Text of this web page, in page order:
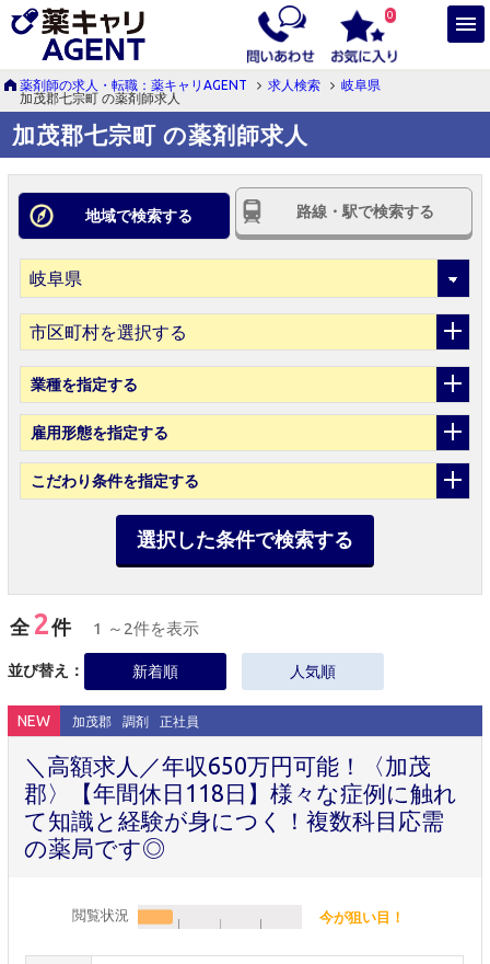
0
薬剤師の求人・転職：薬キャリAGENT 求人検索
岐阜県
加茂郡七宗町 の薬剤師求人
加茂郡七宗町 の薬剤師求人
地域で検索する 路線・駅で検索する
市区町村を選択する
業種を指定する
雇用形態を指定する
こだわり条件を指定する
選択した条件で検索する
全2件 1 ～2件を表示
並び替え： 新着順 人気順
NEW 加茂郡 調剤 正社員
＼高額求人／年収650万円可能！〈加茂
郡〉【年間休日118日】様々な症例に触れ
て知識と経験が身につく！複数科目応需
の薬局です◎
閲覧状況 今が狙い目！